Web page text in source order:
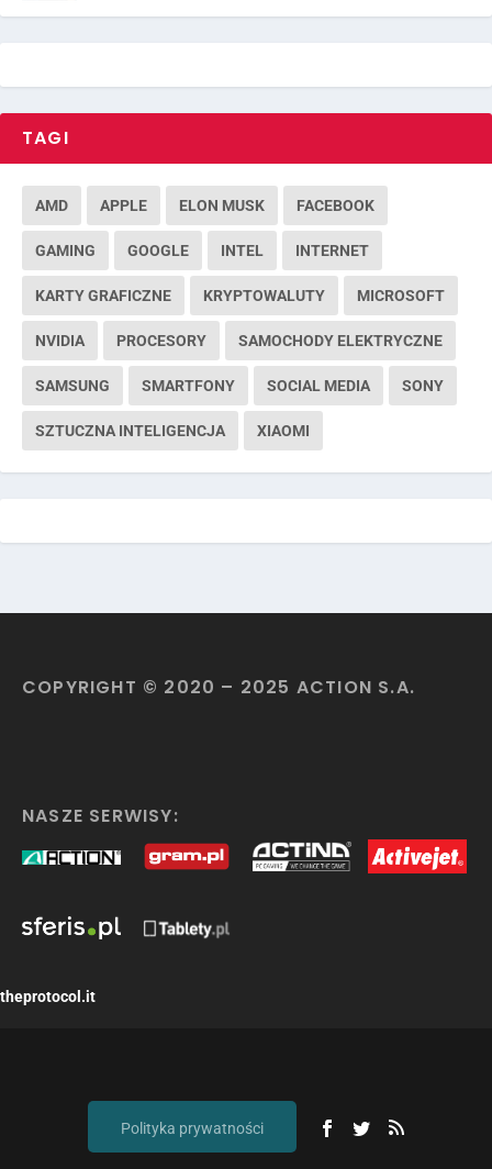
TAGI
AMD APPLE ELON MUSK FACEBOOK
GAMING GOOGLE INTEL INTERNET
KARTY GRAFICZNE KRYPTOWALUTY MICROSOFT
NVIDIA PROCESORY SAMOCHODY ELEKTRYCZNE
SAMSUNG SMARTFONY SOCIAL MEDIA SONY
SZTUCZNA INTELIGENCJA XIAOMI
COPYRIGHT © 2020 – 2025 ACTION S.A.
NASZE SERWISY:
theprotocol.it
Polityka prywatności